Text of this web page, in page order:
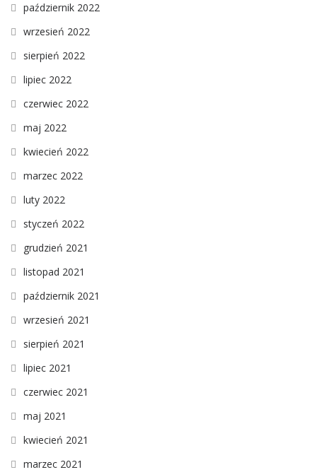
październik 2022
wrzesień 2022
sierpień 2022
lipiec 2022
czerwiec 2022
maj 2022
kwiecień 2022
marzec 2022
luty 2022
styczeń 2022
grudzień 2021
listopad 2021
październik 2021
wrzesień 2021
sierpień 2021
lipiec 2021
czerwiec 2021
maj 2021
kwiecień 2021
marzec 2021